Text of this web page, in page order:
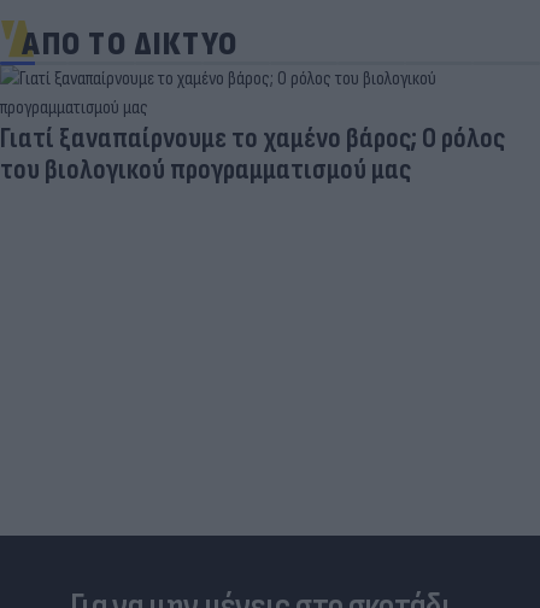
ΑΠΟ ΤΟ ΔΙΚΤΥΟ
Γιατί ξαναπαίρνουμε το χαμένο βάρος; Ο ρόλος
του βιολογικού προγραμματισμού μας